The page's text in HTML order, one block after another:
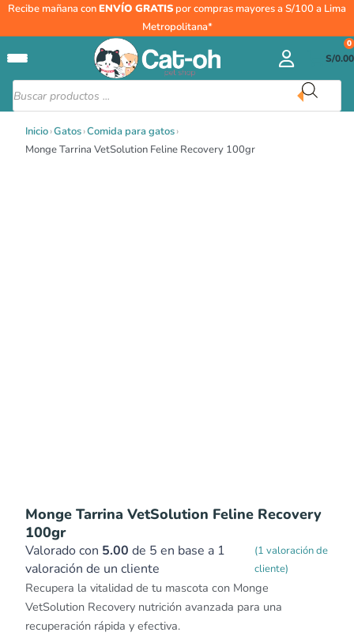
Recibe mañana conENVÍO GRATIS por compras mayores a S/100 a Lima
Metropolitana*
Búsqueda
de
productos
S/0.00
0
Inicio›Gatos›Comida para gatos›
Monge Tarrina VetSolution Feline Recovery 100gr
Monge Tarrina VetSolution Feline Recovery
100gr
Valorado con 5.00 de 5 en base a 1
valoración de un cliente
(1 valoración de
cliente)
Recupera la vitalidad de tu mascota con Monge
VetSolution Recovery nutrición avanzada para una
recuperación rápida y efectiva.
Monge
Feline
Recovery
100gr